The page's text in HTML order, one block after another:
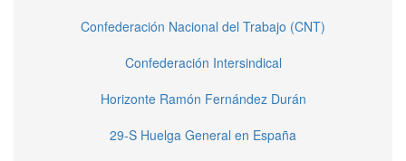
Confederación Nacional del Trabajo (CNT)
Confederación Intersindical
Horizonte Ramón Fernández Durán
29-S Huelga General en España